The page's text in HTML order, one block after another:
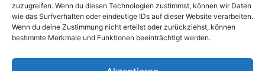
zuzugreifen. Wenn du diesen Technologien zustimmst, können wir Daten
wie das Surfverhalten oder eindeutige IDs auf dieser Website verarbeiten.
Wenn du deine Zustimmung nicht erteilst oder zurückziehst, können
bestimmte Merkmale und Funktionen beeinträchtigt werden.
Die Schulleitung